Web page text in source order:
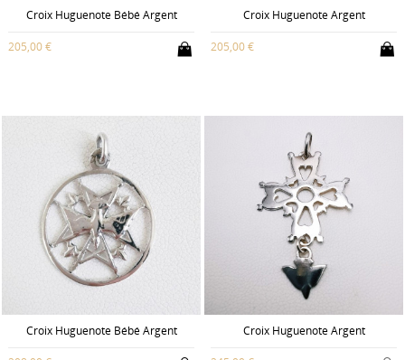
Croix Huguenote Bébé Argent
205,00 €
Croix Huguenote Argent
205,00 €
Croix Huguenote Bébé Argent Croix Huguenote Argent